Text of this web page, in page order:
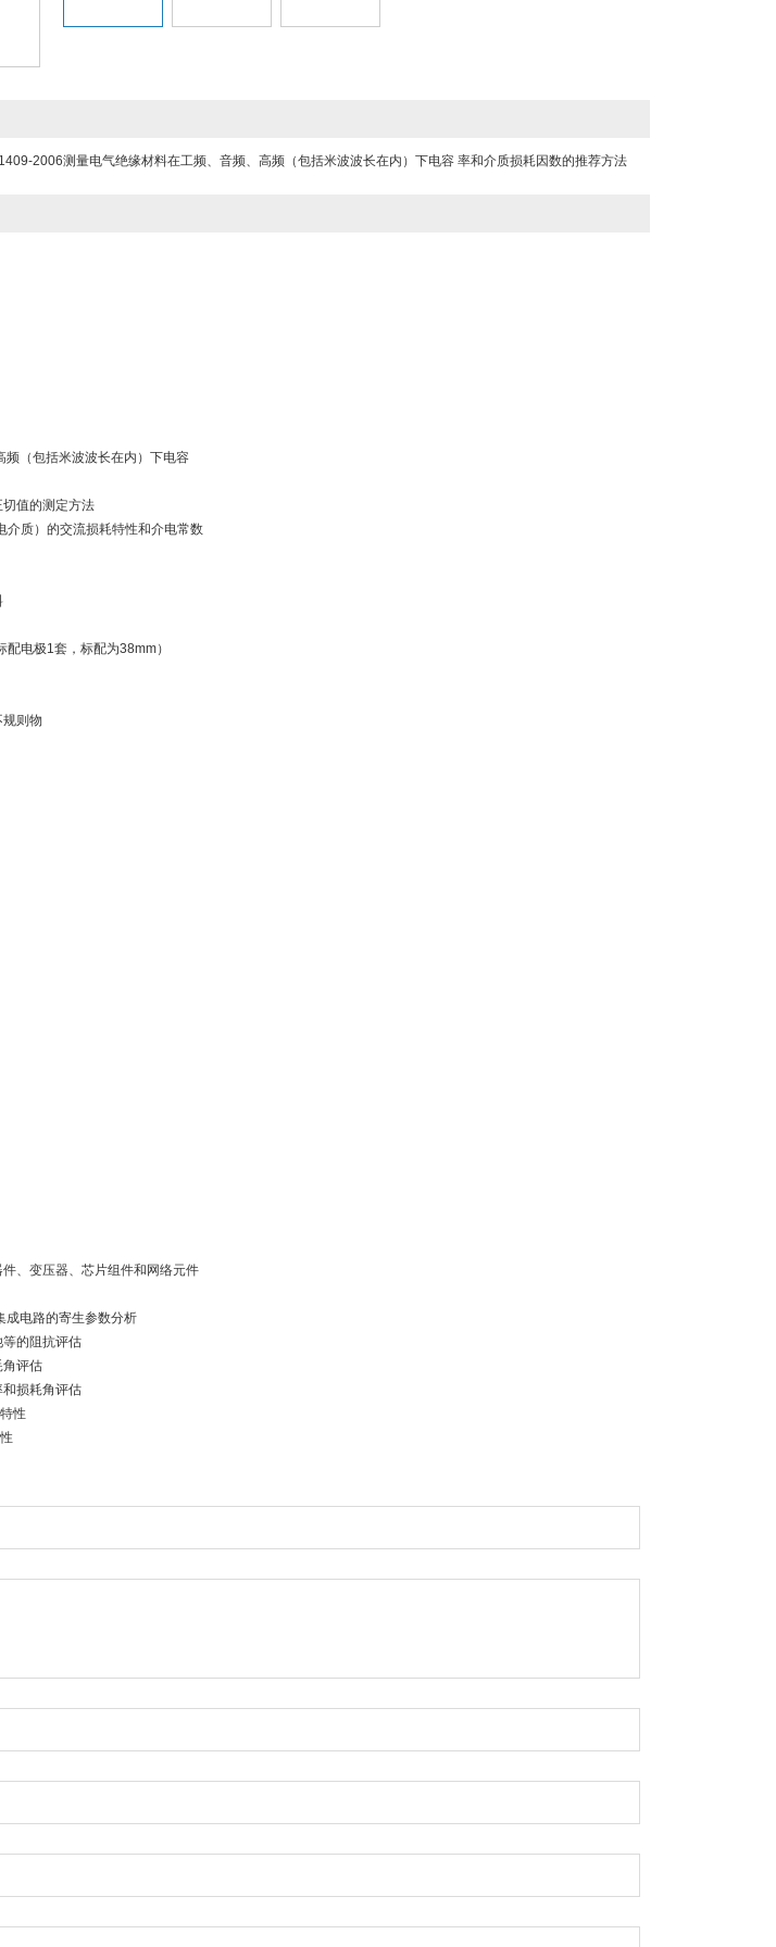
2006测量电气绝缘材料在工频、音频、高频（包括米波波长在内）下电容 率和介质损耗因数的推荐方法
（包括米波波长在内）下电容
值的测定方法
质）的交流损耗特性和介电常数
电极1套，标配为38mm）
则物
、变压器、芯片组件和网络元件
成电路的寄生参数分析
的阻抗评估
角评估
损耗角评估
性